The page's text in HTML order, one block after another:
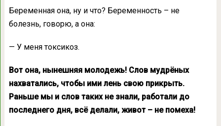
Беременная она, ну и что? Беременность – не
болезнь, говорю, а она:
— У меня токсикоз.
Вот она, нынешняя молодежь! Слов мудрёных
нахватались, чтобы ими лень свою прикрыть.
Раньше мы и слов таких не знали, работали до
последнего дня, всё делали, живот – не помеха!